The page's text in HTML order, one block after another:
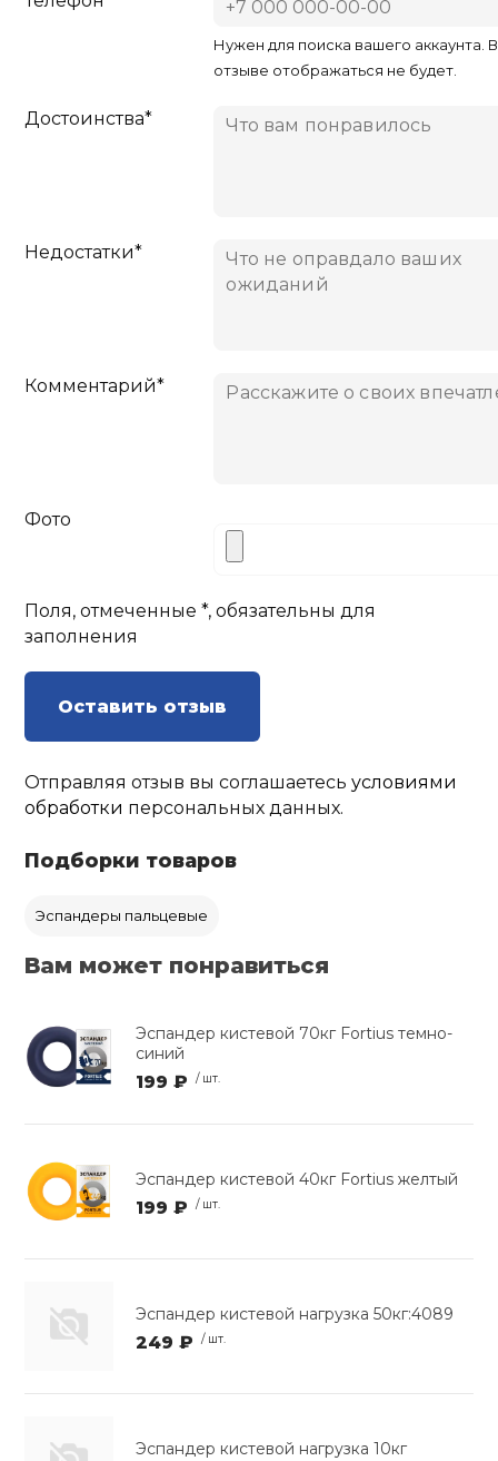
Нужен для поиска вашего аккаунта. В
отзыве отображаться не будет.
Достоинства*
Недостатки*
Комментарий*
Фото
Поля, отмеченные *, обязательны для
заполнения
Оставить отзыв
Отправляя отзыв вы соглашаетесьусловиями
обработки персональных данных.
Подборки товаров
Эспандеры пальцевые
Вам может понравиться
Эспандер кистевой 70кг Fortius темно-
синий
199 ₽ / шт.
Эспандер кистевой 40кг Fortius желтый
199 ₽ / шт.
Эспандер кистевой нагрузка 50кг:4089
249 ₽ / шт.
Эспандер кистевой нагрузка 10кг